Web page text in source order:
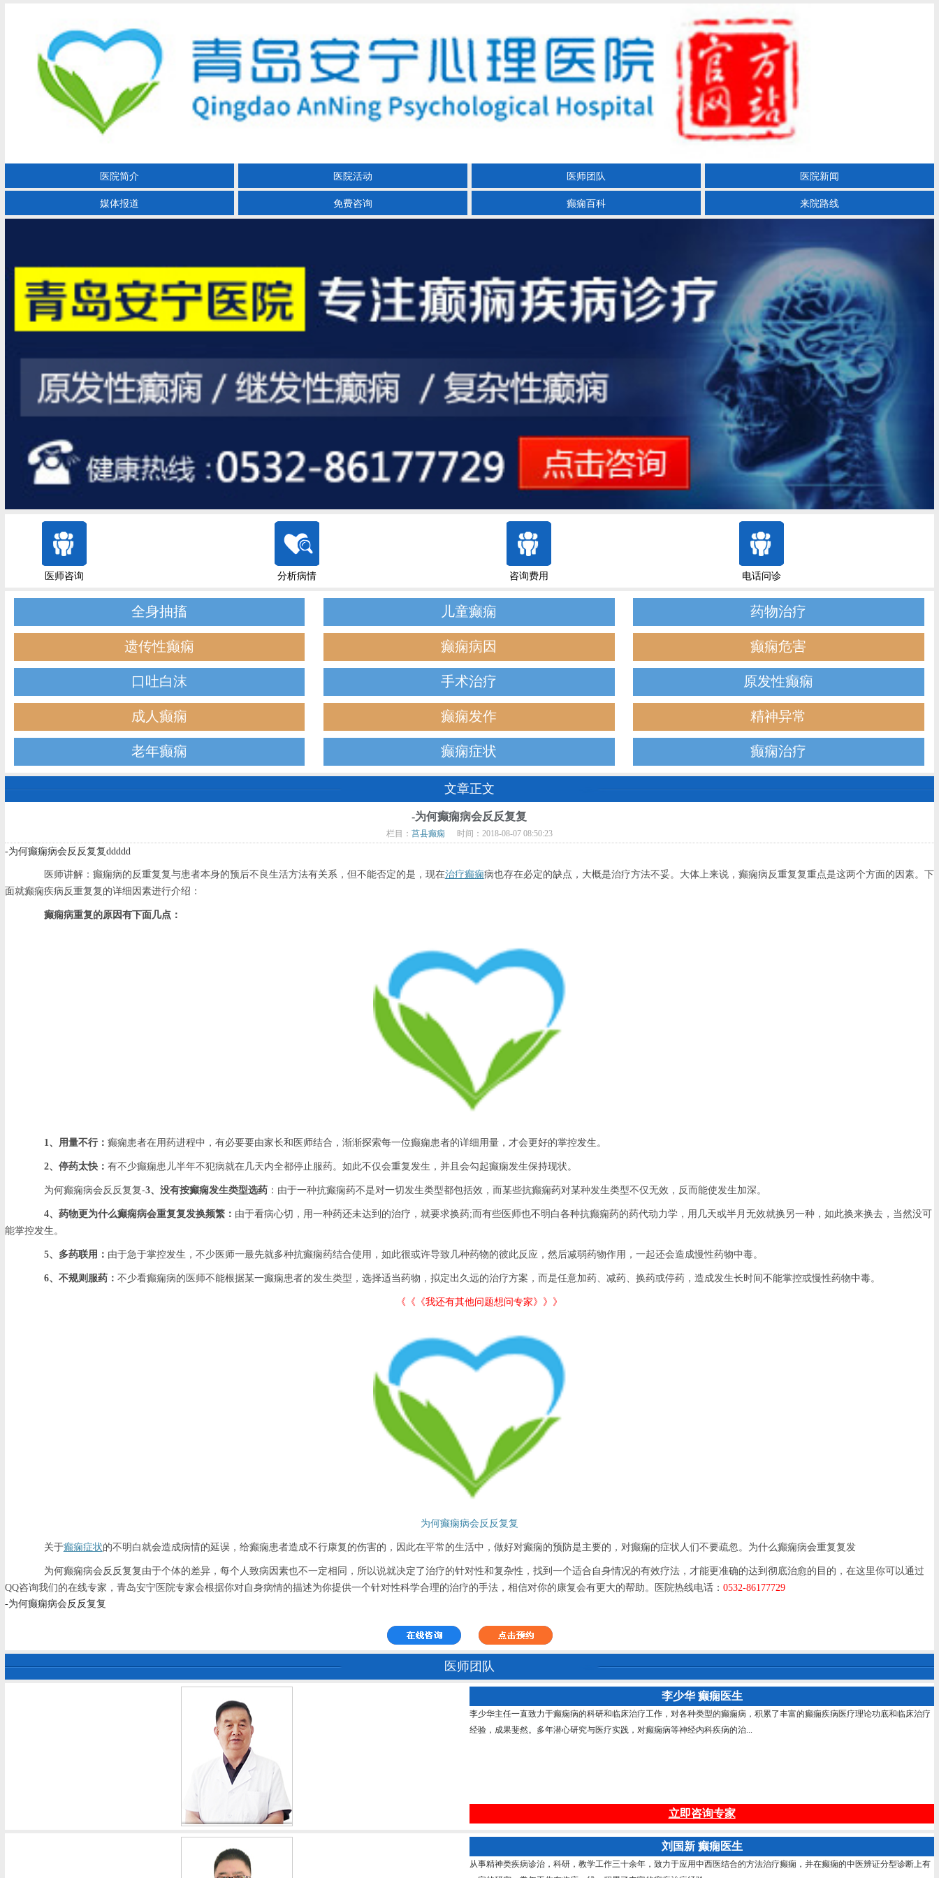
医院简介 医院活动 医师团队 医院新闻
媒体报道 免费咨询 癫痫百科 来院路线
医师咨询 分析病情 咨询费用 电话问诊
全身抽搐 儿童癫痫 药物治疗
遗传性癫痫 癫痫病因 癫痫危害
口吐白沫 手术治疗 原发性癫痫
成人癫痫 癫痫发作 精神异常
老年癫痫 癫痫症状 癫痫治疗
文章正文
-为何癫痫病会反反复复
栏目： 莒县癫痫 时间：2018-08-07 08:50:23
-为何癫痫病会反反复复ddddd
医师讲解：癫痫病的反重复复与患者本身的预后不良生活方法有关系，但不能否定的是，现在治疗癫痫病也存在必定的缺点，大概是治疗方法不妥。大体上来说，癫痫病反重复复重点是这两个方面的因素。下
面就癫痫疾病反重复复的详细因素进行介绍：
癫痫病重复的原因有下面几点：
1、用量不行： 癫痫患者在用药进程中，有必要要由家长和医师结合，渐渐探索每一位癫痫患者的详细用量，才会更好的掌控发生。
2、停药太快： 有不少癫痫患儿半年不犯病就在几天内全都停止服药。如此不仅会重复发生，并且会勾起癫痫发生保持现状。
为何癫痫病会反反复复-3、没有按癫痫发生类型选药：由于一种抗癫痫药不是对一切发生类型都包括效，而某些抗癫痫药对某种发生类型不仅无效，反而能使发生加深。
4、药物更为什么癫痫病会重复复发换频繁： 由于看病心切，用一种药还未达到的治疗，就要求换药;而有些医师也不明白各种抗癫痫药的药代动力学，用几天或半月无效就换另一种，如此换来换去，当然没可
能掌控发生。
5、多药联用： 由于急于掌控发生，不少医师一最先就多种抗癫痫药结合使用，如此很或许导致几种药物的彼此反应，然后减弱药物作用，一起还会造成慢性药物中毒。
6、不规则服药： 不少看癫痫病的医师不能根据某一癫痫患者的发生类型，选择适当药物，拟定出久远的治疗方案，而是任意加药、减药、换药或停药，造成发生长时间不能掌控或慢性药物中毒。
《《《我还有其他问题想问专家》》》
为何癫痫病会反反复复
关于癫痫症状的不明白就会造成病情的延误，给癫痫患者造成不行康复的伤害的，因此在平常的生活中，做好对癫痫的预防是主要的，对癫痫的症状人们不要疏忽。为什么癫痫病会重复复发
为何癫痫病会反反复复由于个体的差异，每个人致病因素也不一定相同，所以说就决定了治疗的针对性和复杂性，找到一个适合自身情况的有效疗法，才能更准确的达到彻底治愈的目的，在这里你可以通过
QQ咨询我们的在线专家，青岛安宁医院专家会根据你对自身病情的描述为你提供一个针对性科学合理的治疗的手法，相信对你的康复会有更大的帮助。医院热线电话： 0532-86177729
-为何癫痫病会反反复复
医师团队
李少华 癫痫医生
李少华主任一直致力于癫痫病的科研和临床治疗工作，对各种类型的癫痫病，积累了丰富的癫痫疾病医疗理论功底和临床治疗
经验，成果斐然。多年潜心研究与医疗实践，对癫痫病等神经内科疾病的治...
立即咨询专家
刘国新 癫痫医生
从事精神类疾病诊治，科研，教学工作三十余年，致力于应用中西医结合的方法治疗癫痫，并在癫痫的中医辨证分型诊断上有